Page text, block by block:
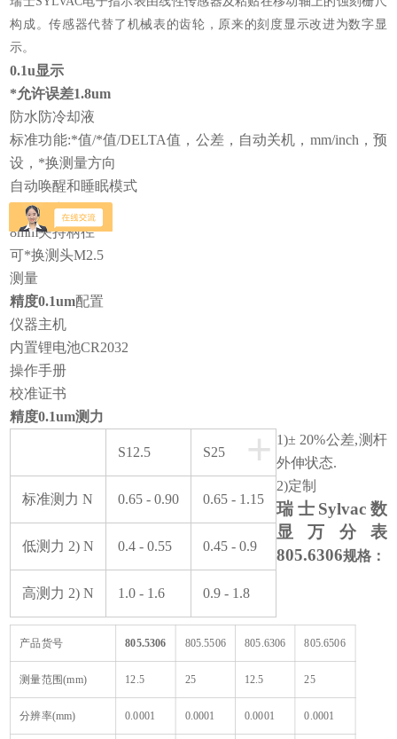
构成。传感器代替了机械表的齿轮，原来的刻度显示改进为数字显
示。
0.1u显示
*允许误差1.8um
防水防冷却液
标准功能:*值/*值/DELTA值，公差，自动关机，mm/inch，预
设，*换测量方向
自动唤醒和睡眠模式
数据输出
8mm夹持柄径
可*换测头M2.5
测量
精度0.1um配置
仪器主机
内置锂电池CR2032
操作手册
校准证书
精度0.1um测力
+
S12.5 S25
标准测力 N 0.65 - 0.90 0.65 - 1.15
低测力 2) N 0.4 - 0.55 0.45 - 0.9
高测力 2) N 1.0 - 1.6 0.9 - 1.8
1)± 20%公差,测杆
外伸状态.
2)定制
瑞士Sylvac数
显万分表
805.6306规格：
产品货号 805.5306 805.5506 805.6306 805.6506
测量范围(mm) 12.5 25 12.5 25
分辨率(mm) 0.0001 0.0001 0.0001 0.0001